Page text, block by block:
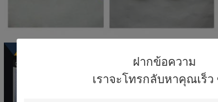
ฝากข้อความ
เราจะโทรกลับหาคุณเร็ว